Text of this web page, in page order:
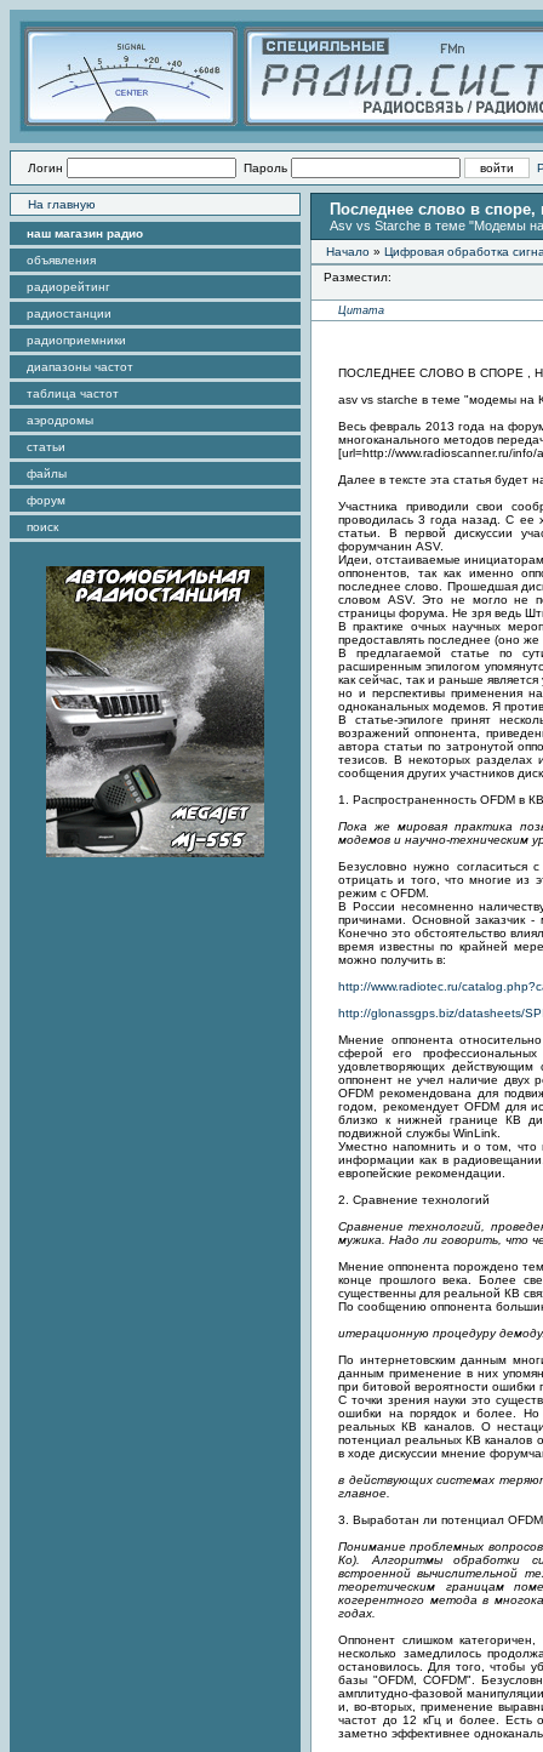
Логин Пароль
На главную
наш магазин радио
объявления
радиорейтинг
радиостанции
радиоприемники
диапазоны частот
таблица частот
аэродромы
статьи
файлы
форум
поиск
Последнее слово в
Asv vs Starche в теме "Модемы
Начало » Цифровая обработка
Разместил:
Цитата
ПОСЛЕДНЕЕ СЛОВО В СПОРЕ ,
asv vs starche в теме "модемы на
Весь февраль 2013 года на
многоканального методов
[url=http://www.radioscanner.ru/info/
Далее в тексте эта статья будет
Участника приводили свои
проводилась 3 года назад. С ее
статьи. В первой дискуссии
форумчанин ASV.
Идеи, отстаиваемые
оппонентов, так как именно
последнее слово. Прошедшая
словом ASV. Это не могло не
страницы форума. Не зря ведь
В практике очных научных
предоставлять последнее (оно
В предлагаемой статье по
расширенным эпилогом
как сейчас, так и раньше
но и перспективы применения
одноканальных модемов. Я
В статье-эпилоге принят
возражений оппонента,
автора статьи по затронутой
тезисов. В некоторых разделах
сообщения других участников
1. Распространенность OFDM в
Пока же мировая практика
модемов и научно-техническим
Безусловно нужно согласиться
отрицать и того, что многие из
режим с OFDM.
В России несомненно
причинами. Основной заказчик
Конечно это обстоятельство
время известны по крайней
можно получить в:
http://www.radiotec.ru/
http://glonassgps.biz/datasheets/
Мнение оппонента
сферой его
удовлетворяющих
оппонент не учел наличие
OFDM рекомендована для
годом, рекомендует OFDM для
близко к нижней границе КВ
подвижной службы WinLink.
Уместно напомнить и о том, что
информации как в
европейские рекомендации.
2. Сравнение технологий
Сравнение технологий,
мужика. Надо ли говорить, что
Мнение оппонента порождено
конце прошлого века. Более
существенны для реальной КВ
По сообщению оппонента
итерационную процедуру
По интернетовским данным
данным применение в них
при битовой вероятности ошибки
С точки зрения науки это
ошибки на порядок и более. Но
реальных КВ каналов. О
потенциал реальных КВ каналов
в ходе дискуссии мнение
в действующих системах
главное.
3. Выработан ли потенциал
Понимание проблемных
Ко). Алгоритмы обработки
встроенной вычислительной
теоретическим границам
когерентного метода в
годах.
Оппонент слишком
несколько замедлилось
остановилось. Для того, чтобы
базы "OFDM, COFDM".
амплитудно-фазовой
и, во-вторых, применение
частот до 12 кГц и более. Есть
заметно эффективнее